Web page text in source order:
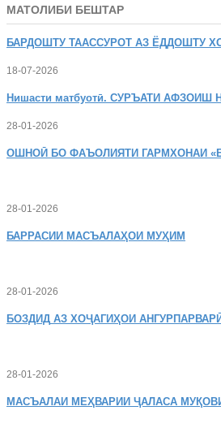
МАТОЛИБИ БЕШТАР
БАРДОШТУ ТААССУРОТ АЗ ЁДДОШТУ
18-07-2026
Нишасти матбуотӣ. СУРЪАТИ АФЗОИШ
28-01-2026
ОШНОӢ БО ФАЪОЛИЯТИ ГАРМХОНАИ
28-01-2026
БАРРАСИИ МАСЪАЛАҲОИ МУҲИМ
28-01-2026
БОЗДИД АЗ ХОҶАГИҲОИ АНГУРПАРВАРӢ
28-01-2026
МАСЪАЛАИ МЕҲВАРИИ ҶАЛАСА